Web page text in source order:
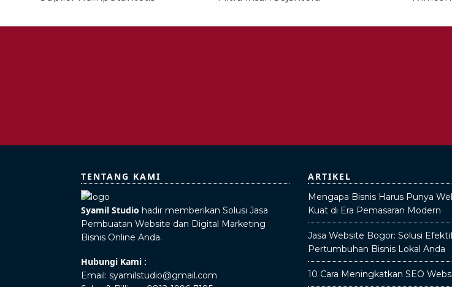
TENTANG KAMI
Syamil Studio hadir memberikan Solusi Jasa
Pembuatan Website dan Digital Marketing
Bisnis Online Anda.
Hubungi Kami :
Email: syamilstudio@gmail.com
ARTIKEL
Mengapa Bisnis Harus Punya
Kuat di Era Pemasaran Modern
Jasa Website Bogor: Solusi
Pertumbuhan Bisnis Lokal Anda
10 Cara Meningkatkan SEO